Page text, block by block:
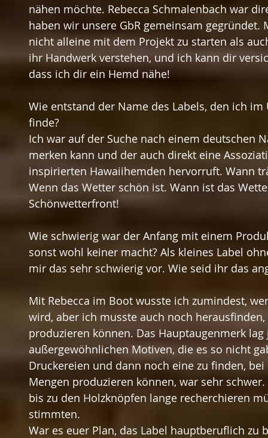
nähen möchte. Rebecca Schmalenbach war
haben wir unsere GbR gemeinsam
nicht alleine mit dem Projekt zu starten als
ihr Handwerk verstehen, und ich kann dir
dass ich dir ein Hemd nähe!
Wie entstand der Name des Labels, den ich
finde?
Ich war auf der Suche nach einem deutschen
merken kann und der auch direkt eine
inspirierten Hawaiihemden hervorruft. Wann
Wenn das Wetter schön ist. Wann ist das
Schönwetterfront!
Wie schwierig war der Anfang mit einem
sonst wohl keiner macht? Als kleines Label
mir das sehr schwierig vor. Wie seid ihr das
Mit Rebecca im Boot wusste ich zumindest,
wird, aber ich musste auch noch
produzieren können. Das Hauptaugenmerk
außergewöhnlichen Motiven, die es so nicht
Druckereien und dann noch eine zu finden,
Mengen produzieren können, war sehr
bis zu den Holzknöpfen lange recherchieren
stimmten.
War es euer Plan, das Label hauptberuflich